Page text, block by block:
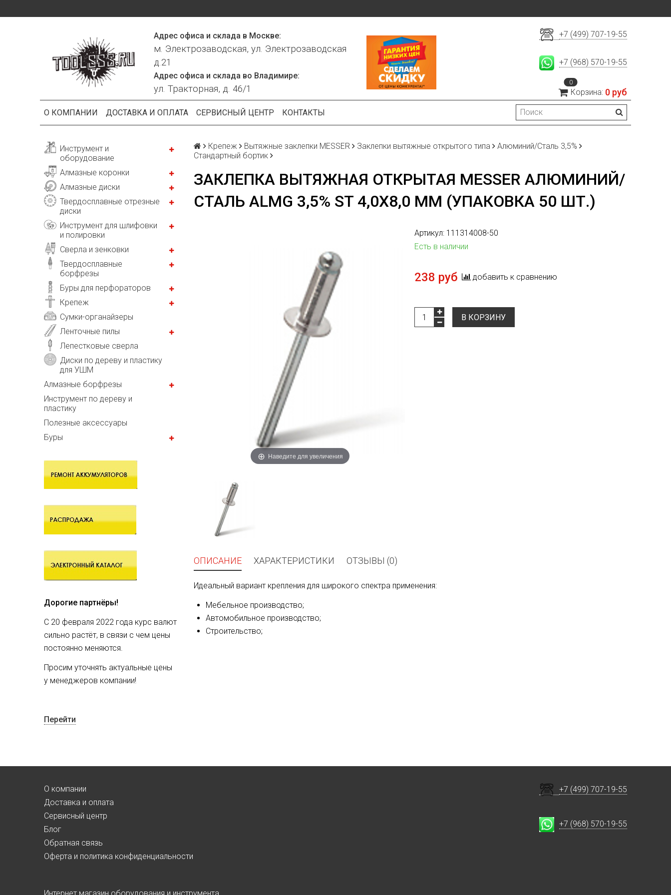
Адрес офиса и склада в Москве:
м. Электрозаводская, ул. Электрозаводская
д.21
Адрес офиса и склада во Владимире:
ул. Тракторная, д. 46/1
+7 (499) 707-19-55
+7 (968) 570-19-55
0
Корзина: 0 руб
О КОМПАНИИ ДОСТАВКА И ОПЛАТА СЕРВИСНЫЙ ЦЕНТР КОНТАКТЫ
Инструмент и
оборудование
Алмазные коронки
Алмазные диски
Твердосплавные отрезные
диски
Инструмент для шлифовки
и полировки
Сверла и зенковки
Твердосплавные
борфрезы
Буры для перфораторов
Крепеж
Сумки-органайзеры
Ленточные пилы
Лепестковые сверла
Диски по дереву и пластику
для УШМ
Алмазные борфрезы
Инструмент по дереву и
пластику
Полезные аксессуары
Буры
Дорогие партнёры!
С 20 февраля 2022 года курс валют
сильно растёт, в связи с чем цены
постоянно меняются.
Просим уточнять актуальные цены
у менеджеров компании!
Перейти
Крепеж Вытяжные заклепки MESSER Заклепки вытяжные открытого типа
Алюминий/Сталь 3,5%
Стандартный бортик
ЗАКЛЕПКА ВЫТЯЖНАЯ ОТКРЫТАЯ MESSER АЛЮМИНИЙ/
СТАЛЬ ALMG 3,5% ST 4,0X8,0 ММ (УПАКОВКА 50 ШТ.)
Наведите для увеличения
Артикул: 111314008-50
Есть в наличии
238 руб добавить к сравнению
В КОРЗИНУ
ОПИСАНИЕ ХАРАКТЕРИСТИКИ ОТЗЫВЫ (0)
Идеальный вариант крепления для широкого спектра применения:
Мебельное производство;
Автомобильное производство;
Строительство;
О компании
Доставка и оплата
Сервисный центр
Блог
Обратная связь
Оферта и политика конфиденциальности
+7 (499) 707-19-55
+7 (968) 570-19-55